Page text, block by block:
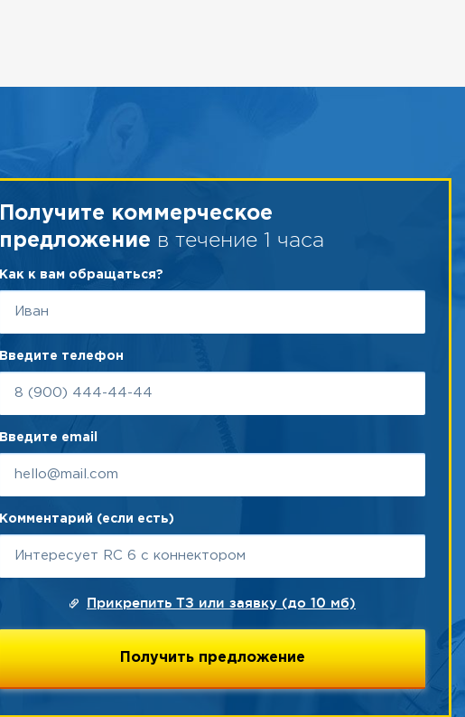
Получите коммерческое
предложение в течение 1 часа
Как к вам обращаться?
Введите телефон
Введите email
Комментарий (если есть)
Прикрепить ТЗ или заявку (до 10 мб)